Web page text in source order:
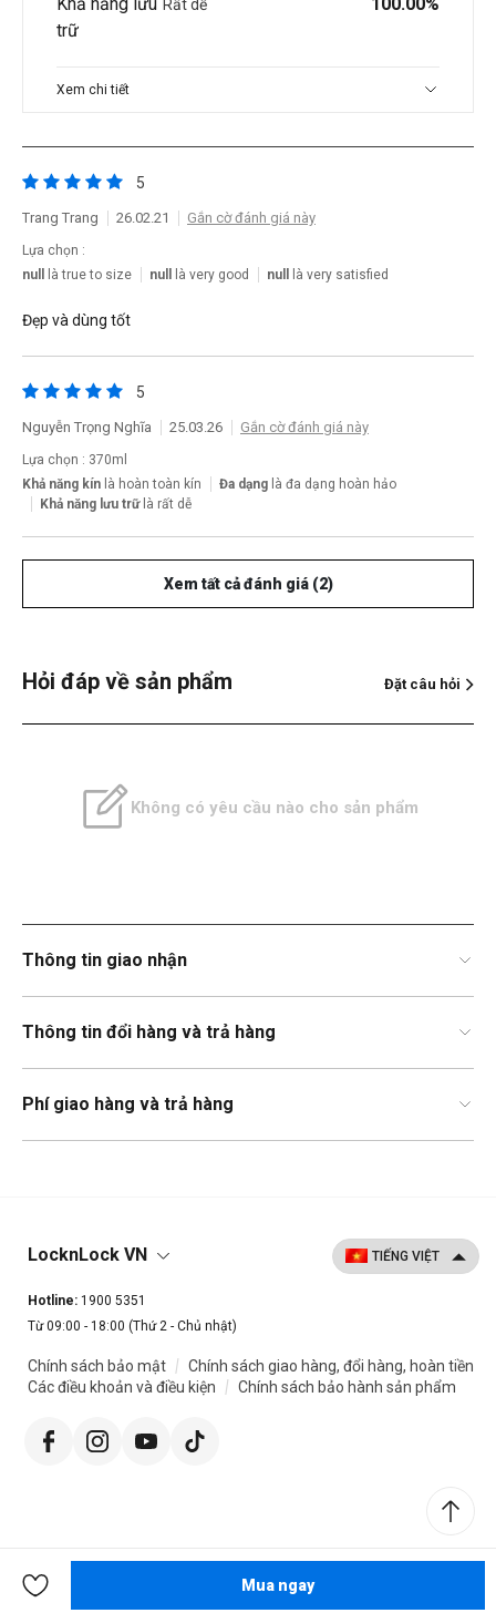
Mua ngay
trữ
Rất dễ
Xem chi tiết
5
Trang Trang 26.02.21 Gắn cờ đánh giá này
Lựa chọn :
null
là true to size null là very good null là very satisfied
Đẹp và dùng tốt
5
Nguyễn Trọng Nghĩa 25.03.26 Gắn cờ đánh giá này
Lựa chọn : 370ml
Khả năng kín là hoàn toàn kín Đa dạng là đa dạng hoàn hảo
Khả năng lưu trữlà rất dễ
Xem tất cả đánh giá (2)
Hỏi đáp về sản phẩm Đặt câu hỏi
Không có yêu cầu nào cho sản phẩm
Thông tin giao nhận
Thông tin đổi hàng và trả hàng
Phí giao hàng và trả hàng
LocknLock VN
Hotline: 1900 5351
Từ 09:00 - 18:00 (Thứ 2 - Chủ nhật)
Chính sách bảo mật | Chính sách giao hàng, đổi hàng, hoàn tiền
Các điều khoản và điều kiện
| Chính sách bảo hành sản phẩm